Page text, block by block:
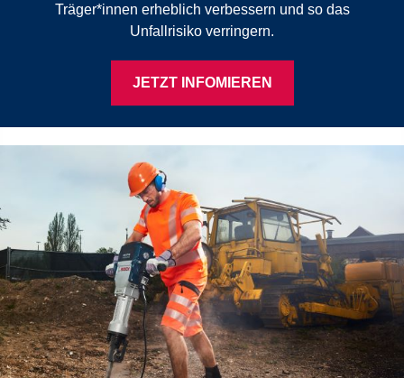
Träger*innen erheblich verbessern und so das
Unfallrisiko verringern.
JETZT INFOMIEREN